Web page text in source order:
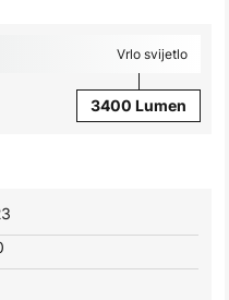
Vrlo svijetlo
3400 Lumen